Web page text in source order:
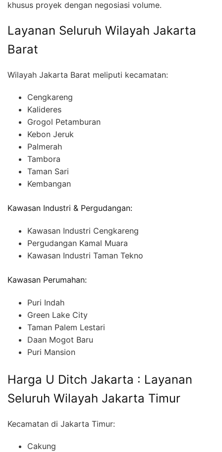
khusus proyek dengan negosiasi volume.
Layanan Seluruh Wilayah Jakarta
Barat
Wilayah Jakarta Barat meliputi kecamatan:
Cengkareng
Kalideres
Grogol Petamburan
Kebon Jeruk
Palmerah
Tambora
Taman Sari
Kembangan
Kawasan Industri & Pergudangan:
Kawasan Industri Cengkareng
Pergudangan Kamal Muara
Kawasan Industri Taman Tekno
Kawasan Perumahan:
Puri Indah
Green Lake City
Taman Palem Lestari
Daan Mogot Baru
Puri Mansion
Harga U Ditch Jakarta : Layanan
Seluruh Wilayah Jakarta Timur
Kecamatan di Jakarta Timur:
Cakung